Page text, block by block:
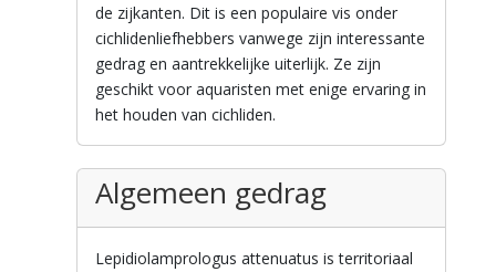
de zijkanten. Dit is een populaire vis onder
cichlidenliefhebbers vanwege zijn interessante
gedrag en aantrekkelijke uiterlijk. Ze zijn
geschikt voor aquaristen met enige ervaring in
het houden van cichliden.
Algemeen gedrag
Lepidiolamprologus attenuatus is territoriaal